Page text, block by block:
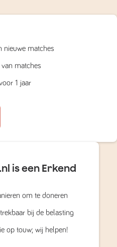
nieuwe matches
matches
1 jaar
is een Erkend
om te doneren
bij de belasting
op touw; wij helpen!